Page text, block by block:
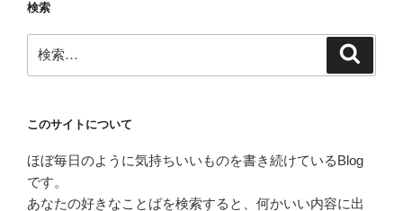
ン
検索
索:
このサイトについて
ほぼ毎日のように気持ちいいものを書き続けているBlog
です。
あなたの好きなことばを検索すると、何かいい内容に出